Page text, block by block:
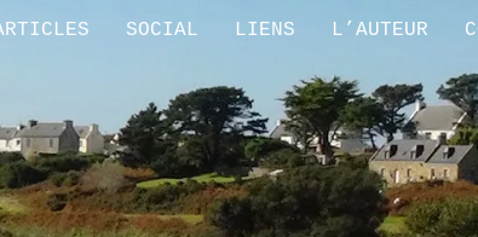
SOCIAL LIENS L’AUTEUR